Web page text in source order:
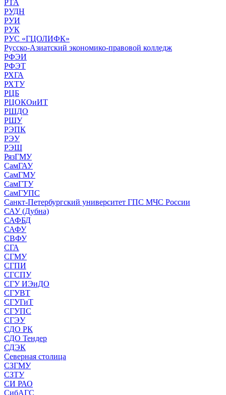
РТА
РУДН
РУИ
РУК
РУС «ГЦОЛИФК»
Русско-Азиатский экономико-правовой колледж
РФЭИ
РФЭТ
РХГА
РХТУ
РЦБ
РЦОКОиИТ
РШДО
РШУ
РЭПК
РЭУ
РЭШ
РязГМУ
СамГАУ
СамГМУ
СамГТУ
СамГУПС
Санкт-Петербургский университет ГПС МЧС России
САУ (Дубна)
САФБД
САФУ
СВФУ
СГА
СГМУ
СГПИ
СГСПУ
СГУ ИЭиДО
СГУВТ
СГУГиТ
СГУПС
СГЭУ
СДО РК
СДО Тендер
СДЭК
Северная столица
СЗГМУ
СЗТУ
СИ РАО
СибАГС